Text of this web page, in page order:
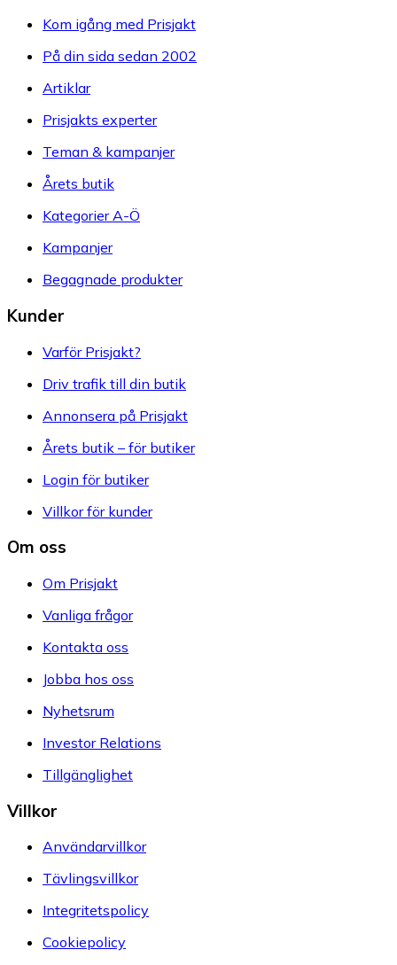
Kom igång med Prisjakt
På din sida sedan 2002
Artiklar
Prisjakts experter
Teman & kampanjer
Årets butik
Kategorier A-Ö
Kampanjer
Begagnade produkter
Kunder
Varför Prisjakt?
Driv trafik till din butik
Annonsera på Prisjakt
Årets butik – för butiker
Login för butiker
Villkor för kunder
Om oss
Om Prisjakt
Vanliga frågor
Kontakta oss
Jobba hos oss
Nyhetsrum
Investor Relations
Tillgänglighet
Villkor
Användarvillkor
Tävlingsvillkor
Integritetspolicy
Cookiepolicy